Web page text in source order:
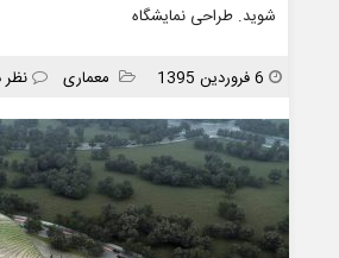
شوید. طراحی نمایشگاه
انتشار
6 فروردین 1395
دسته
ها
معماری